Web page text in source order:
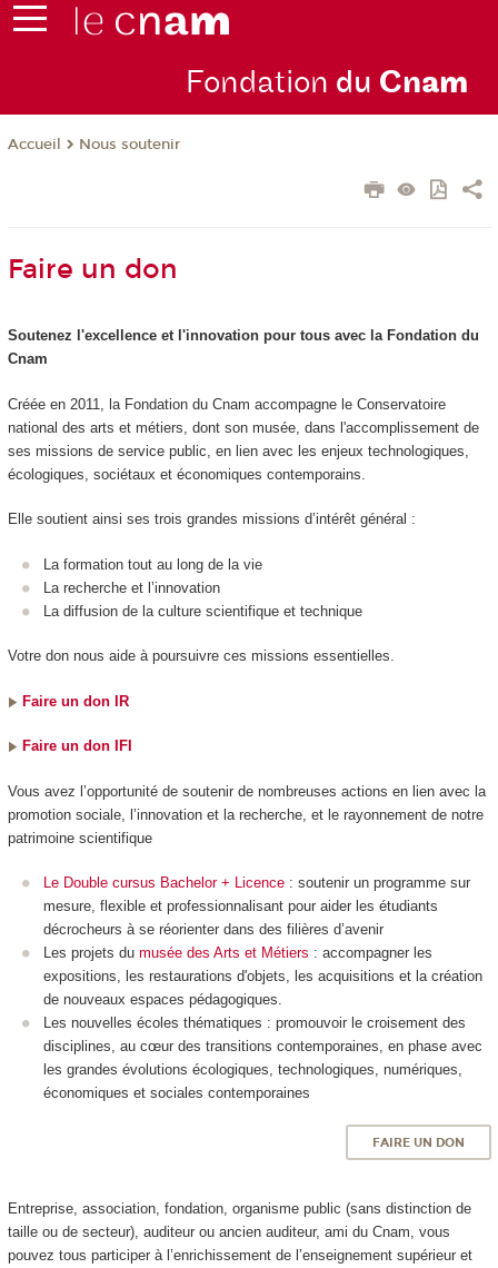
Fondation du Cnam
Accueil Nous soutenir
Faire un don
Soutenez l'excellence et l'innovation pour tous avec la Fondation du
Cnam
Créée en 2011, la Fondation du Cnam accompagne le Conservatoire
national des arts et métiers, dont son musée, dans l'accomplissement de
ses missions de service public, en lien avec les enjeux technologiques,
écologiques, sociétaux et économiques contemporains.
Elle soutient ainsi ses trois grandes missions d’intérêt général :
La formation tout au long de la vie
La recherche et l’innovation
La diffusion de la culture scientifique et technique
Votre don nous aide à poursuivre ces missions essentielles.
Faire un don IR
Faire un don IFI
Vous avez l’opportunité de soutenir de nombreuses actions en lien avec la
promotion sociale, l’innovation et la recherche, et le rayonnement de notre
patrimoine scientifique
Le Double cursus Bachelor + Licence : soutenir un programme sur
mesure, flexible et professionnalisant pour aider les étudiants
décrocheurs à se réorienter dans des filières d’avenir
Les projets du musée des Arts et Métiers : accompagner les
expositions, les restaurations d'objets, les acquisitions et la création
de nouveaux espaces pédagogiques.
Les nouvelles écoles thématiques : promouvoir le croisement des
disciplines, au cœur des transitions contemporaines, en phase avec
les grandes évolutions écologiques, technologiques, numériques,
économiques et sociales contemporaines
FAIRE UN DON
Entreprise, association, fondation, organisme public (sans distinction de
taille ou de secteur), auditeur ou ancien auditeur, ami du Cnam, vous
pouvez tous participer à l’enrichissement de l’enseignement supérieur et